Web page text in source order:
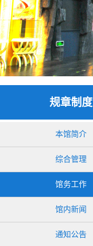
规章制度
本馆简介
综合管理
馆务工作
馆内新闻
通知公告